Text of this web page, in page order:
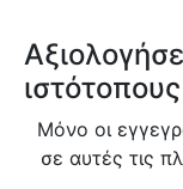
ιστότοπους
Μόνο οι
σε αυτές τις